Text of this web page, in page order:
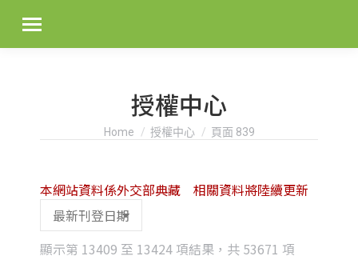
授權中心
You are here:
Home 授權中心 頁面 839
顯示第 13409 至 13424 項結果，共 53671 項
本網站資料係外交部典藏 相關資料將陸續更新